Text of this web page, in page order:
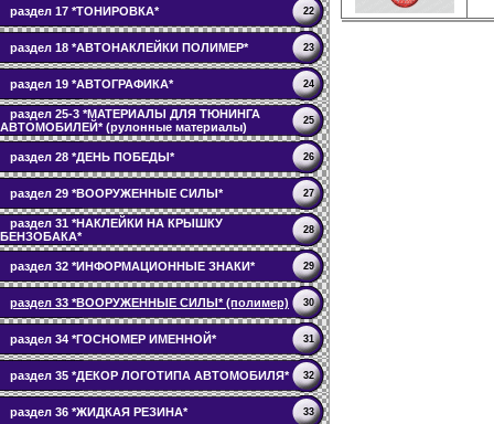
раздел 17 *ТОНИРОВКА* 22
раздел 18 *АВТОНАКЛЕЙКИ ПОЛИМЕР* 23
раздел 19 *АВТОГРАФИКА* 24
раздел 25-3 *МАТЕРИАЛЫ ДЛЯ ТЮНИНГА
АВТОМОБИЛЕЙ* (рулонные материалы)
25
раздел 28 *ДЕНЬ ПОБЕДЫ* 26
раздел 29 *ВООРУЖЕННЫЕ СИЛЫ* 27
раздел 31 *НАКЛЕЙКИ НА КРЫШКУ
БЕНЗОБАКА*
28
раздел 32 *ИНФОРМАЦИОННЫЕ ЗНАКИ* 29
раздел 33 *ВООРУЖЕННЫЕ СИЛЫ* (полимер) 30
раздел 34 *ГОСНОМЕР ИМЕННОЙ* 31
раздел 35 *ДЕКОР ЛОГОТИПА АВТОМОБИЛЯ* 32
раздел 36 *ЖИДКАЯ РЕЗИНА* 33